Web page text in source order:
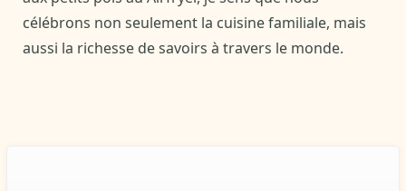
célébrons non seulement la cuisine familiale, mais
aussi la richesse de savoirs à travers le monde.